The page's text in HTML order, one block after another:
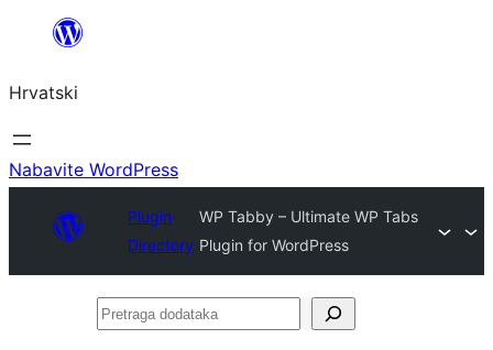
Skoči
sadržaja
Hrvatski
Nabavite WordPress
Plugin
Directory
WP Tabby – Ultimate WP Tabs
Plugin for WordPress
Pretraga